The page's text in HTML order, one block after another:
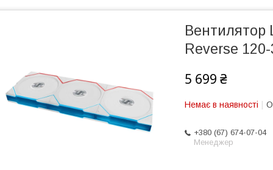
Вентилятор
Reverse
5 699 ₴
Немає в наявності
+380 (67) 674-07-04
Менеджер